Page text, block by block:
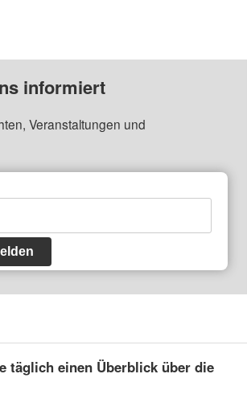
informiert
Veranstaltungen und
täglich einen Überblick über die